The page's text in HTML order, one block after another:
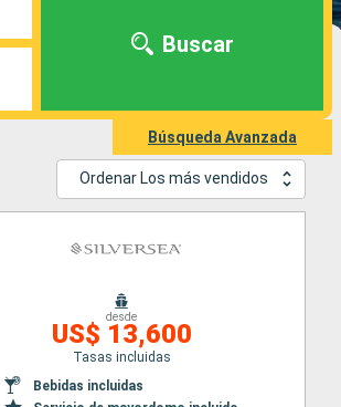
Buscar
Búsqueda Avanzada
Ordenar Los más vendidos
desde
US$ 13,600
Tasas incluidas
Bebidas incluidas